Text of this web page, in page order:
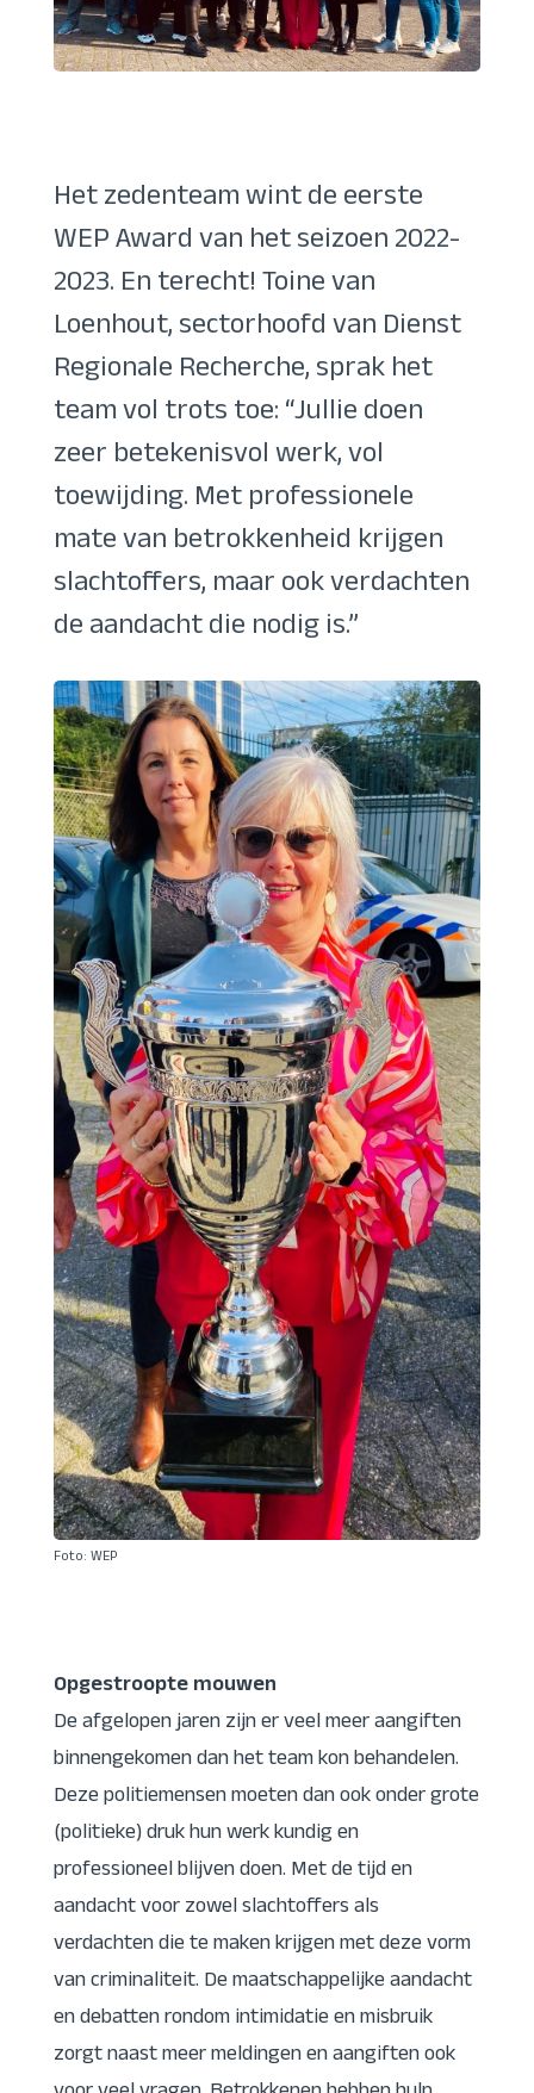
Het zedenteam wint de eerste
WEP Award van het seizoen 2022-
2023. En terecht! Toine van
Loenhout, sectorhoofd van Dienst
Regionale Recherche, sprak het
team vol trots toe: “Jullie doen
zeer betekenisvol werk, vol
toewijding. Met professionele
mate van betrokkenheid krijgen
slachtoffers, maar ook verdachten
de aandacht die nodig is.”
Foto: WEP
Opgestroopte mouwen
De afgelopen jaren zijn er veel meer aangiften
binnengekomen dan het team kon behandelen.
Deze politiemensen moeten dan ook onder grote
(politieke) druk hun werk kundig en
professioneel blijven doen. Met de tijd en
aandacht voor zowel slachtoffers als
verdachten die te maken krijgen met deze vorm
van criminaliteit. De maatschappelijke aandacht
en debatten rondom intimidatie en misbruik
zorgt naast meer meldingen en aangiften ook